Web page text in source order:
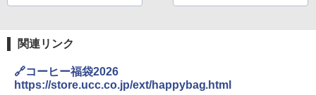
ニットバッグやお食事
関連リンク
🔗コーヒー福袋2026
https://store.ucc.co.jp/ext/happybag.html